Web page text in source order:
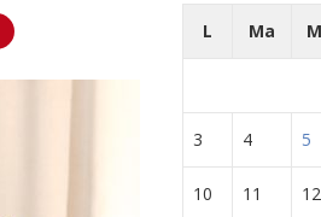
L
Ma
3 4 5
10 11 12